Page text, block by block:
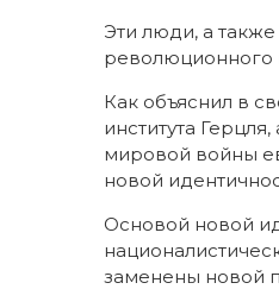
Эти люди, а также
революционного
Как объяснил в
института
мировой войны
новой
Основой новой
заменены новой